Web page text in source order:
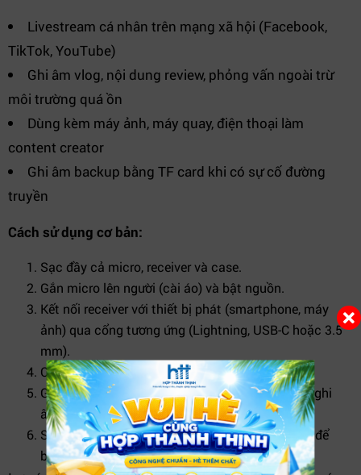
Livestream cá nhân trên mạng xã hội (Facebook,
TikTok, YouTube)
Ghi âm vlog, nội dung review, phỏng vấn ngoài trừ
môi trường quá ồn
Dùng kèm máy ảnh, máy quay, điện thoại làm
content creator
Ghi âm backup bằng TF card khi có sự cố đường
truyền
Cách sử dụng cơ bản:
Sạc đầy cả micro, receiver và case.
Gắn micro lên người (cài áo) và bật nguồn.
Kết nối receiver với thiết bị phát (smartphone, máy
ảnh) qua cổng tương ứng (Lightning, USB-C hoặc 3.5
mm).
Chọn mức lọc ồn phù hợp (mức 1, 2 hoặc 3).
Giám sát âm qua tai nghe (nếu cần) và bắt đầu ghi
âm / livestream.
Sau khi sử dụng, có thể lưu bản ghi vào TF card để
backup.